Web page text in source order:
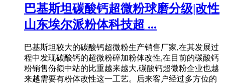
巴基斯坦碳酸钙超微粉球磨分级|改性
山东埃尔派粉体科技超 ...
巴基斯坦较大的碳酸钙超微粉生产销售厂家,在其发展过
程中发现碳酸钙的超微粉碎加粉体改性,在目前的碳酸钙
粉销售份额中站的比重越来越大,碳酸钙超微粉企业也越
来越需要有粉体改性这一工艺。后来客户经过多方位的